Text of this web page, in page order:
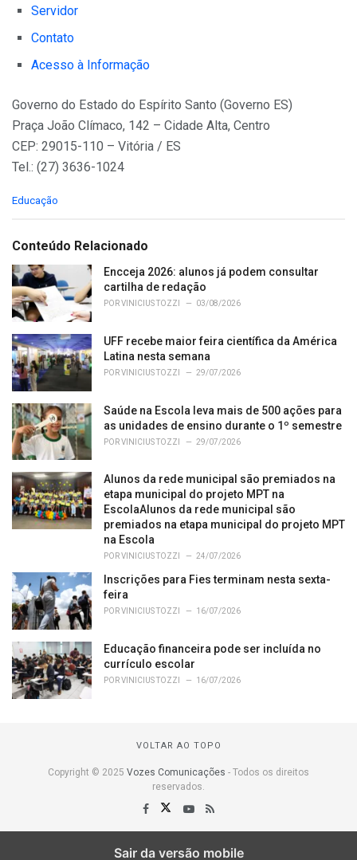
Servidor
Contato
Acesso à Informação
Governo do Estado do Espírito Santo (Governo ES)
Praça João Clímaco, 142 – Cidade Alta, Centro
CEP: 29015-110 – Vitória / ES
Tel.: (27) 3636-1024
C
e
o
r
i
e
:
Educação
Conteúdo Relacionado
Encceja 2026: alunos já podem consultar
cartilha de redação
PORVINICIUS TOZZI 03/08/2026
UFF recebe maior feira científica da América
Latina nesta semana
PORVINICIUS TOZZI 29/07/2026
Saúde na Escola leva mais de 500 ações para
as unidades de ensino durante o 1º semestre
PORVINICIUS TOZZI 29/07/2026
Alunos da rede municipal são premiados na
etapa municipal do projeto MPT na
EscolaAlunos da rede municipal são
premiados na etapa municipal do projeto MPT
na Escola
PORVINICIUS TOZZI 24/07/2026
Inscrições para Fies terminam nesta sexta-
feira
PORVINICIUS TOZZI 16/07/2026
Educação financeira pode ser incluída no
currículo escolar
PORVINICIUS TOZZI 16/07/2026
VOLTAR AO TOPO
Copyright © 2025 Vozes Comunicações - Todos os direitos
reservados.
Sair da versão mobile